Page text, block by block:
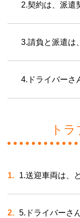
2.契約は、派遣
3.請負と派遣は
4.ドライバーさ
ト
1.送迎車両は、
5.ドライバーさ